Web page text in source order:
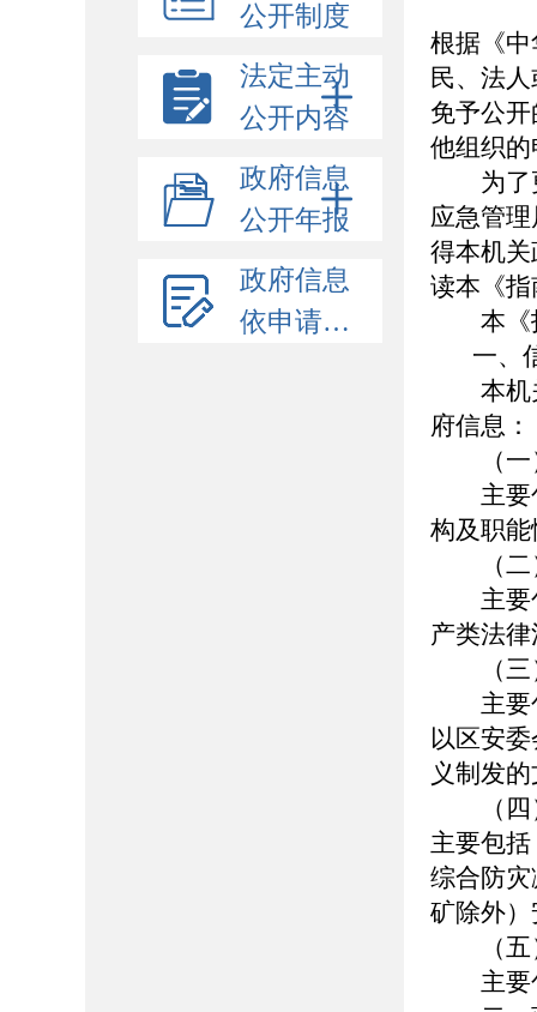
公开制度
法定主动
公开内容
政府信息
公开年报
政府信息
依申请公开
根据《
民、法
免予公
他组织
为了更
应急管
得本机
读本《
本《指
一、信
本机关
府信息：
（一
主要包
构及职
（二
主要包
产类法
（三
主要包
以区安
义制发
（四
主要包
综合防
矿除外
（五
主要包